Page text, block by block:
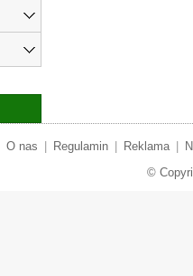
O nas Regulamin Reklama
©